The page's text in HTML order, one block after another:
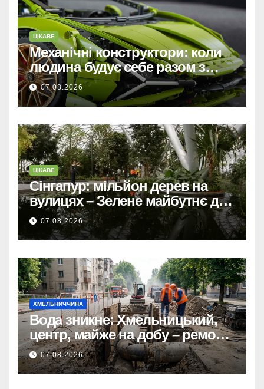
ЦІКАВЕ
Механічні конструктори: коли
людина будує себе разом з
машиною
07.08.2026
ЦІКАВЕ
Сінгапур: мільйон дерев на
вулицях – Зелене майбутнє для
міста-держави.
07.08.2026
ХМЕЛЬНИЧЧИНА
Вода зникне: Хмельницький,
центр, майже на добу – ремонт
мереж.
07.08.2026